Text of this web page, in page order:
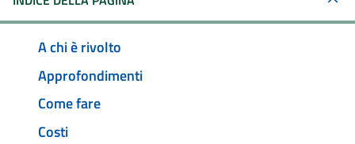
A chi è rivolto
Approfondimenti
Come fare
Costi